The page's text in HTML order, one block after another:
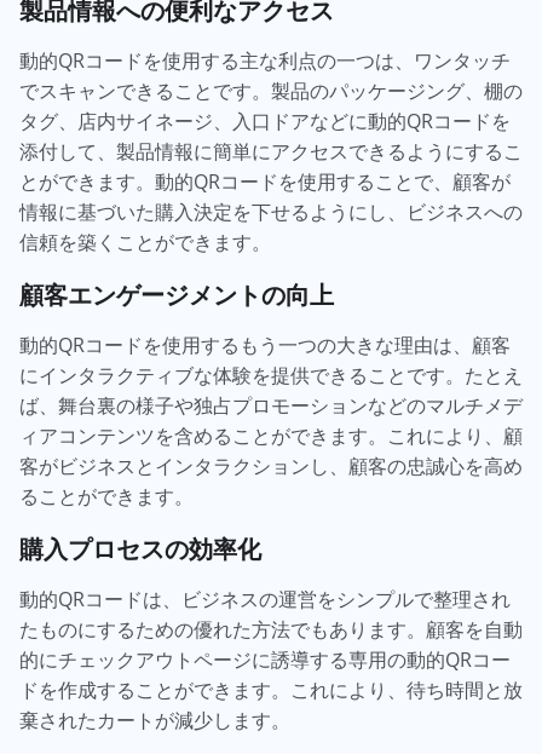
製品情報への便利なアクセス
動的QRコードを使用する主な利点の一つは、ワンタッチ
でスキャンできることです。製品のパッケージング、棚の
タグ、店内サイネージ、入口ドアなどに動的QRコードを
添付して、製品情報に簡単にアクセスできるようにするこ
とができます。動的QRコードを使用することで、顧客が
情報に基づいた購入決定を下せるようにし、ビジネスへの
信頼を築くことができます。
顧客エンゲージメントの向上
動的QRコードを使用するもう一つの大きな理由は、顧客
にインタラクティブな体験を提供できることです。たとえ
ば、舞台裏の様子や独占プロモーションなどのマルチメデ
ィアコンテンツを含めることができます。これにより、顧
客がビジネスとインタラクションし、顧客の忠誠心を高め
ることができます。
購入プロセスの効率化
動的QRコードは、ビジネスの運営をシンプルで整理され
たものにするための優れた方法でもあります。顧客を自動
的にチェックアウトページに誘導する専用の動的QRコー
ドを作成することができます。これにより、待ち時間と放
棄されたカートが減少します。